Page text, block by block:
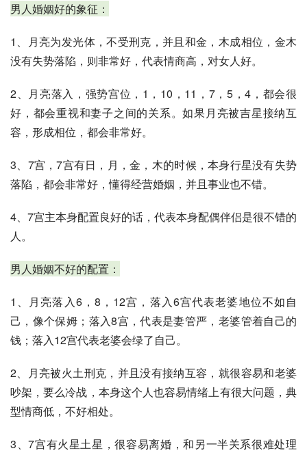
男人婚姻好的象征：
1、月亮为发光体，不受刑克，并且和金，木成相位，金木
没有失势落陷，则非常好，代表情商高，对女人好。
2、月亮落入，强势宫位，1，10，11，7，5，4，都会很
好，都会重视和妻子之间的关系。如果月亮被吉星接纳互
容，形成相位，都会非常好。
3、7宫，7宫有日，月，金，木的时候，本身行星没有失势
落陷，都会非常好，懂得经营婚姻，并且事业也不错。
4、7宫主本身配置良好的话，代表本身配偶伴侣是很不错的
人。
男人婚姻不好的配置：
1、月亮落入6，8，12宫，落入6宫代表老婆地位不如自
己，像个保姆；落入8宫，代表是妻管严，老婆管着自己的
钱；落入12宫代表老婆会绿了自己。
2、月亮被火土刑克，并且没有接纳互容，就很容易和老婆
吵架，要么冷战 ，本身这个人也容易情绪上有很大问题，典
型情商低，不好相处。
3、7宫有火星土星，很容易离婚，和另一半关系很难处理